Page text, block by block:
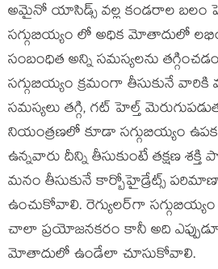
అమైనో యాసిడ్స్ వల్ల కండరాల బలం
సగ్గుబియ్యం లో అధిక మోతాదులో
సంబంధిత అన్ని సమస్యలను
సగ్గుబియ్యం క్రమంగా తీసుకునే వారికి
సమస్యలు తగ్గి, గట్ హెల్త్
నియంత్రణలో కూడా సగ్గుబియ్యం
ఉన్నవారు దీన్ని తీసుకుంటే తక్షణ
మనం తీసుకునే కార్బోహైడ్రేట్స్
ఉంచుకోవాలి. రెగ్యులర్‌గా
చాలా ప్రయోజనకరం కానీ అది
మోతాదులో ఉండేలా చూసుకోవాలి.